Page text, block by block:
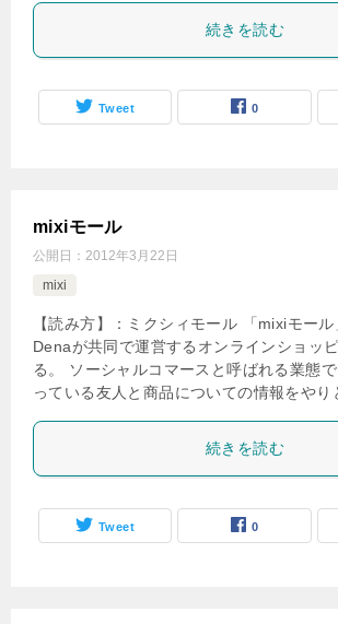
続きを読む
Tweet 0
mixiモール
公開日： 2012年3月22日
mixi
【読み方】：ミクシィモール 「mixiモー
Denaが共同で運営するオンラインショッ
る。 ソーシャルコマースと呼ばれる業態
っている友人と商品についての情報をや
続きを読む
Tweet 0